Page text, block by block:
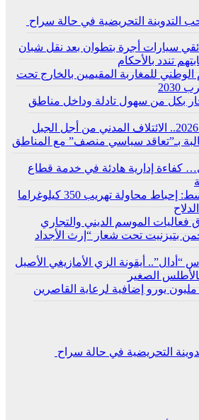
التدوينة التحريضية في حالة سراح
سيارات أجرة بتطوان بعد نقل شبان
تندد بالأحكام
الوطني للمغاربة المقيمين بالخارج تحت
بكل من سهول تادلة وداخل مناطق
تمهيدًا لتشريعيات 2026.. الائتلاف المدني من أجل الجبل
بـ”تعاقد سياسي منصف” مع المناطق
كفاءة إدارية هادئة في خدمة قطاع
ميناء طنجة المتوسط: إحباط محاولة تهريب 350 كيلوغراما
فعاليات الموسم الديني والتجاري
بتيزنيت تحت شعار “إرث الأجداد
“أدال”.. أيقونة الزي الأمازيغي الأصيل
الصغير
إسبانيا تخصص 25 مليون يورو إضافية لرعاية القاصرين
التحريضية في حالة سراح